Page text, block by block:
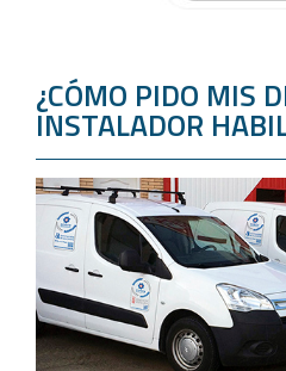
¿CÓMO PIDO MIS
INSTALADOR